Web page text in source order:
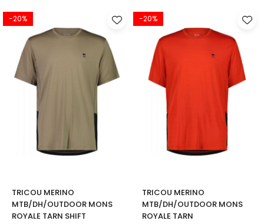
-20%
TRICOU MERINO
MTB/DH/OUTDOOR MONS
ROYALE TARN SHIFT
-20%
TRICOU MERINO
MTB/DH/OUTDOOR MONS
ROYALE TARN